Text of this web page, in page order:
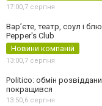
17:00,7 серпня
Вар’єте, театр, соул і
Pepper's Club
Новини компаній
13:00,7 серпня
Politico: обмін
покращився
13:50,6 серпня